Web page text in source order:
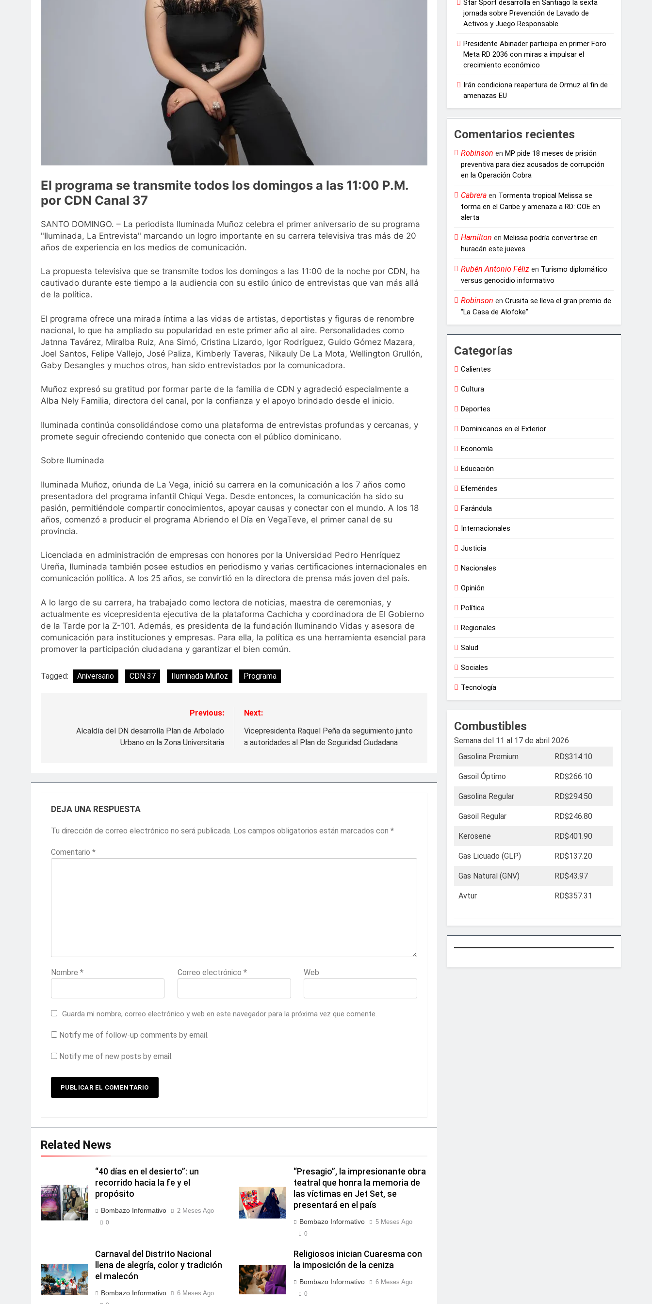
El programa se transmite todos los domingos a las 11:00 P.M.
por CDN Canal 37
SANTO DOMINGO. – La periodista Iluminada Muñoz celebra el primer aniversario de su programa
"Iluminada, La Entrevista" marcando un logro importante en su carrera televisiva tras más de 20
años de experiencia en los medios de comunicación.
La propuesta televisiva que se transmite todos los domingos a las 11:00 de la noche por CDN, ha
cautivado durante este tiempo a la audiencia con su estilo único de entrevistas que van más allá
de la política.
El programa ofrece una mirada íntima a las vidas de artistas, deportistas y figuras de renombre
nacional, lo que ha ampliado su popularidad en este primer año al aire. Personalidades como
Jatnna Tavárez, Miralba Ruiz, Ana Simó, Cristina Lizardo, Igor Rodríguez, Guido Gómez Mazara,
Joel Santos, Felipe Vallejo, José Paliza, Kimberly Taveras, Nikauly De La Mota, Wellington Grullón,
Gaby Desangles y muchos otros, han sido entrevistados por la comunicadora.
Muñoz expresó su gratitud por formar parte de la familia de CDN y agradeció especialmente a
Alba Nely Familia, directora del canal, por la confianza y el apoyo brindado desde el inicio.
Iluminada continúa consolidándose como una plataforma de entrevistas profundas y cercanas, y
promete seguir ofreciendo contenido que conecta con el público dominicano.
Sobre Iluminada
Iluminada Muñoz, oriunda de La Vega, inició su carrera en la comunicación a los 7 años como
presentadora del programa infantil Chiqui Vega. Desde entonces, la comunicación ha sido su
pasión, permitiéndole compartir conocimientos, apoyar causas y conectar con el mundo. A los 18
años, comenzó a producir el programa Abriendo el Día en VegaTeve, el primer canal de su
provincia.
Licenciada en administración de empresas con honores por la Universidad Pedro Henríquez
Ureña, Iluminada también posee estudios en periodismo y varias certificaciones internacionales en
comunicación política. A los 25 años, se convirtió en la directora de prensa más joven del país.
A lo largo de su carrera, ha trabajado como lectora de noticias, maestra de ceremonias, y
actualmente es vicepresidenta ejecutiva de la plataforma Cachicha y coordinadora de El Gobierno
de la Tarde por la Z-101. Además, es presidenta de la fundación Iluminando Vidas y asesora de
comunicación para instituciones y empresas. Para ella, la política es una herramienta esencial para
promover la participación ciudadana y garantizar el bien común.
Tagged: Aniversario CDN 37 Iluminada Muñoz Programa
Previous:
Alcaldía del DN desarrolla Plan de Arbolado
Urbano en la Zona Universitaria
Next:
Vicepresidenta Raquel Peña da seguimiento junto
a autoridades al Plan de Seguridad Ciudadana
DEJA UNA RESPUESTA
Tu dirección de correo electrónico no será publicada. Los campos obligatorios están marcados con *
Comentario *
Nombre * Correo electrónico * Web
Guarda mi nombre, correo electrónico y web en este navegador para la próxima vez que comente.
Notify me of follow-up comments by email.
Notify me of new posts by email.
Related News
“40 días en el desierto”: un
recorrido hacia la fe y el
propósito
Bombazo Informativo 2 Meses Ago
0
“Presagio”, la impresionante obra
teatral que honra la memoria de
las víctimas en Jet Set, se
presentará en el país
Bombazo Informativo 5 Meses Ago
0
Carnaval del Distrito Nacional
llena de alegría, color y tradición
el malecón
Bombazo Informativo 6 Meses Ago
Religiosos inician Cuaresma con
la imposición de la ceniza
Bombazo Informativo 6 Meses Ago
0
Star Sport desarrolla en Santiago la sexta
jornada sobre Prevención de Lavado de
Activos y Juego Responsable
Presidente Abinader participa en primer Foro
Meta RD 2036 con miras a impulsar el
crecimiento económico
Irán condiciona reapertura de Ormuz al fin de
amenazas EU
Comentarios recientes
Robinson enMP pide 18 meses de prisión
preventiva para diez acusados de corrupción
en la Operación Cobra
Cabrera en Tormenta tropical Melissa se
forma en el Caribe y amenaza a RD: COE en
alerta
Hamilton enMelissa podría convertirse en
huracán este jueves
Rubén Antonio Féliz en Turismo diplomático
versus genocidio informativo
Robinson enCrusita se lleva el gran premio de
“La Casa de Alofoke”
Categorías
Calientes
Cultura
Deportes
Dominicanos en el Exterior
Economía
Educación
Efemérides
Farándula
Internacionales
Justicia
Nacionales
Opinión
Política
Regionales
Salud
Sociales
Tecnología
Combustibles
Semana del 11 al 17 de abril 2026
Gasolina Premium
RD$314.10
Gasoil Óptimo RD$266.10
Gasolina Regular RD$294.50
Gasoil Regular RD$246.80
Kerosene RD$401.90
Gas Licuado (GLP) RD$137.20
Gas Natural (GNV) RD$43.97
Avtur RD$357.31